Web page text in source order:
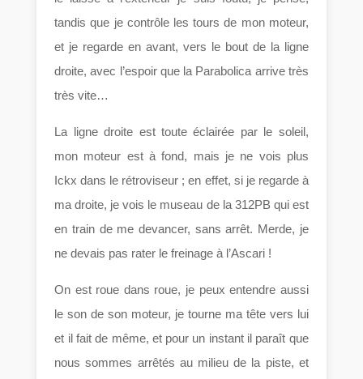
tandis que je contrôle les tours de mon moteur,
et je regarde en avant, vers le bout de la ligne
droite, avec l’espoir que la Parabolica arrive très
très vite…
La ligne droite est toute éclairée par le soleil,
mon moteur est à fond, mais je ne vois plus
Ickx dans le rétroviseur ; en effet, si je regarde à
ma droite, je vois le museau de la 312PB qui est
en train de me devancer, sans arrêt. Merde, je
ne devais pas rater le freinage à l’Ascari !
On est roue dans roue, je peux entendre aussi
le son de son moteur, je tourne ma tête vers lui
et il fait de même, et pour un instant il paraît que
nous sommes arrêtés au milieu de la piste, et